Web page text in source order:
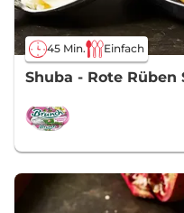
45 Min. Einfach
Shuba - Rote